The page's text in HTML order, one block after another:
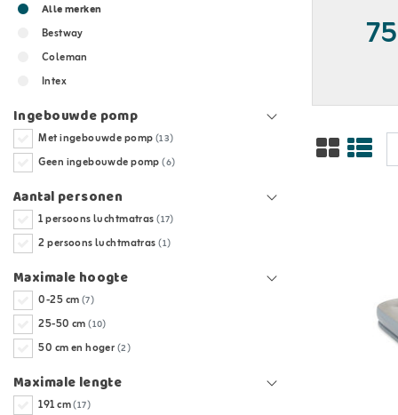
Alle merken
Bestway
Coleman
Intex
Ingebouwde pomp
Met ingebouwde pomp(13)
Geen ingebouwde pomp(6)
Aantal personen
1 persoons luchtmatras(17)
2 persoons luchtmatras(1)
Maximale hoogte
0-25 cm(7)
25-50 cm(10)
50 cm en hoger(2)
Maximale lengte
191 cm(17)